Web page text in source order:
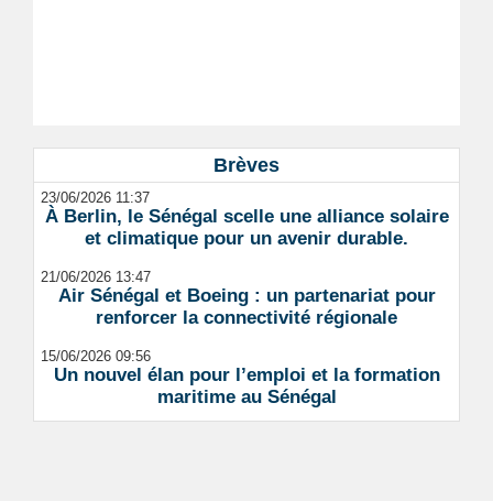
Brèves
23/06/2026 11:37
À Berlin, le Sénégal scelle une alliance solaire
et climatique pour un avenir durable.
21/06/2026 13:47
Air Sénégal et Boeing : un partenariat pour
renforcer la connectivité régionale
15/06/2026 09:56
Un nouvel élan pour l’emploi et la formation
maritime au Sénégal